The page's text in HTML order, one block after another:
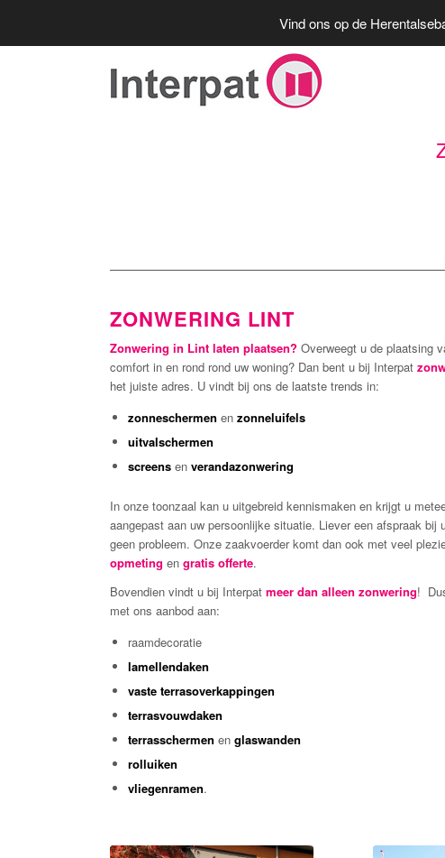
ZONWERING LINT
Zonwering in Lint laten plaatsen? Overweegt u de plaatsing
comfort in en rond rond uw woning? Dan bent u bij Interpat
het juiste adres. U vindt bij ons de laatste trends in:
zonneschermen en zonneluifels
uitvalschermen
screens en verandazonwering
In onze toonzaal kan u uitgebreid kennismaken en krijgt u
aangepast aan uw persoonlijke situatie. Liever een afspraak bij
geen probleem. Onze zaakvoerder komt dan ook met veel
opmeting en gratis offerte.
Bovendien vindt u bij Interpat meer dan alleen zonwering!
met ons aanbod aan:
raamdecoratie
lamellendaken
vaste terrasoverkappingen
terrasvouwdaken
terrasschermen en glaswanden
rolluiken
vliegenramen.
Vind ons op de